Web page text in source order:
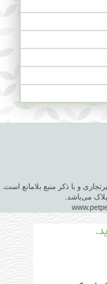
و با ذکر منبع بلامانع است.
می‌باشد.